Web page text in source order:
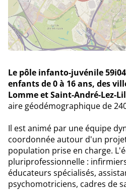
Le pôle infanto-juvénile
enfants de 0 à 16 ans, des
Lomme et Saint-André-Lez-
aire géodémographique de
Il est animé par une équipe
coordonnée autour d'un
population prise en charge.
pluriprofessionnelle :
éducateurs spécialisés,
psychomotriciens, cadres de